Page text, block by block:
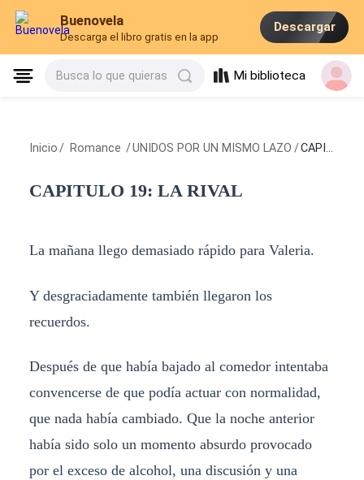
Buenovela
Descarga el libro gratis en la app
Descargar
Busca lo que quieras Mi biblioteca
Inicio / Romance /UNIDOS POR UN MISMO LAZO /CAPITULO 19: LA RIVAL
CAPITULO 19: LA RIVAL
La mañana llego demasiado rápido para Valeria.
Y desgraciadamente también llegaron los
recuerdos.
Después de que había bajado al comedor intentaba
convencerse de que podía actuar con normalidad,
que nada había cambiado. Que la noche anterior
había sido solo un momento absurdo provocado
por el exceso de alcohol, una discusión y una